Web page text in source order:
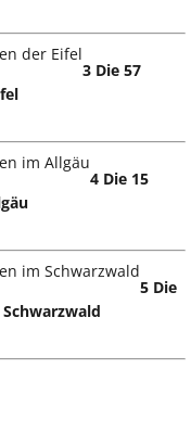
3 Die 57
4 Die 15
5 Die